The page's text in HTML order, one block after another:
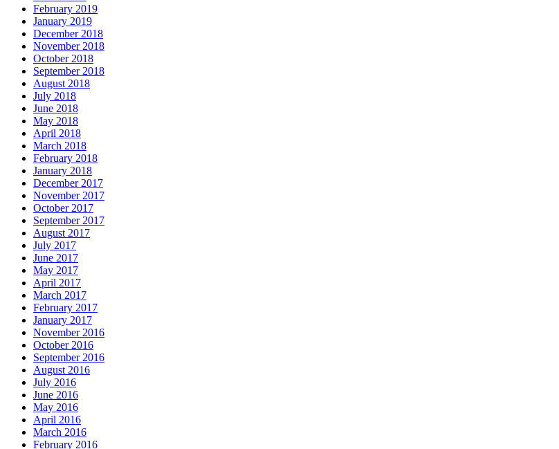
February 2019
January 2019
December 2018
November 2018
October 2018
September 2018
August 2018
July 2018
June 2018
May 2018
April 2018
March 2018
February 2018
January 2018
December 2017
November 2017
October 2017
September 2017
August 2017
July 2017
June 2017
May 2017
April 2017
March 2017
February 2017
January 2017
November 2016
October 2016
September 2016
August 2016
July 2016
June 2016
May 2016
April 2016
March 2016
February 2016